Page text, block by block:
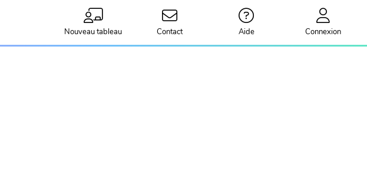
Nouveau tableau Contact Aide Connexion